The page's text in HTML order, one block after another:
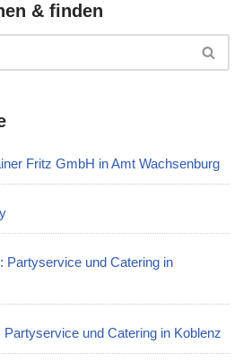
& finden
Fritz GmbH in Amt Wachsenburg
Partyservice und Catering in
und Catering in Koblenz